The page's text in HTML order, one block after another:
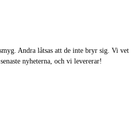
Andra låtsas att de inte bryr sig. Vi vet
nyheterna, och vi levererar!